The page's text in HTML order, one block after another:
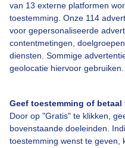
van 13 externe platformen
toestemming. Onze 114
voor gepersonaliseerde
contentmetingen,
diensten. Sommige
geolocatie hiervoor gebruiken.
Geef toestemming of
Door op "Gratis" te klikken,
bovenstaande doeleinden.
toestemming wenst te geven,
Over Buienradar
Contact
Toegankelijkheid